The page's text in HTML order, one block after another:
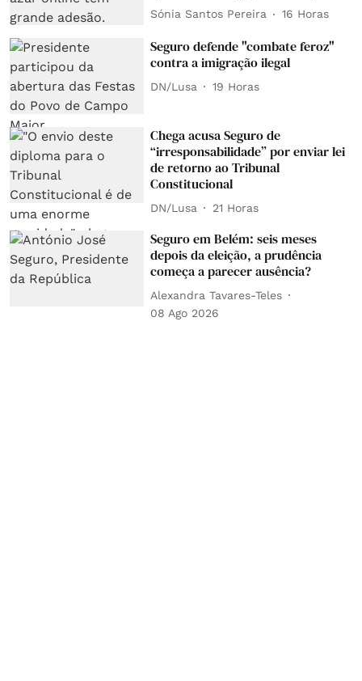
Sónia Santos Pereira 16 Horas
Seguro defende "combate feroz"
contra a imigração ilegal
DN/Lusa 19 Horas
Chega acusa Seguro de
“irresponsabilidade” por enviar lei
de retorno ao Tribunal
Constitucional
DN/Lusa 21 Horas
Seguro em Belém: seis meses
depois da eleição, a prudência
começa a parecer ausência?
Alexandra Tavares-Teles
08 Ago 2026